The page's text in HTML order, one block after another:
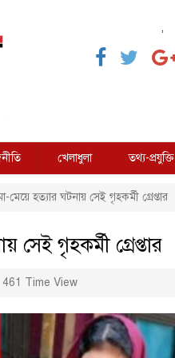
,
খেলাধুলা তথ্য-প্রযুক্তি
মেয়ে হত্যার ঘটনায় সেই গৃহকর্মী গ্রেপ্তার
সেই গৃহকর্মী গ্রেপ্তার
461 Time View